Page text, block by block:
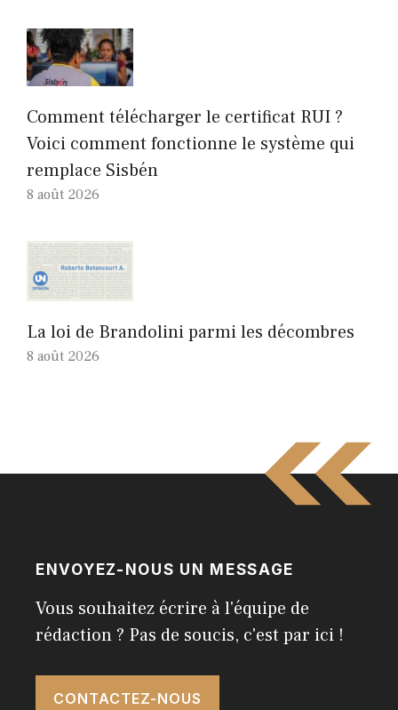
Comment télécharger le certificat RUI ?
Voici comment fonctionne le système qui
remplace Sisbén
8 août 2026
La loi de Brandolini parmi les décombres
8 août 2026
ENVOYEZ-NOUS UN MESSAGE
Vous souhaitez écrire à l'équipe de
rédaction ? Pas de soucis, c'est par ici !
CONTACTEZ-NOUS